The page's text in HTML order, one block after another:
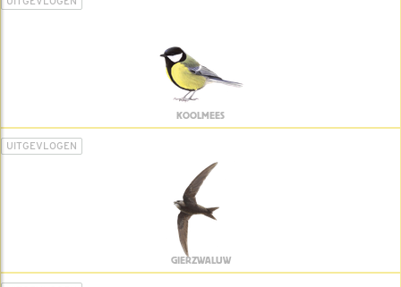
KOOLMEES
UITGEVLOGEN
GIERZWALUW